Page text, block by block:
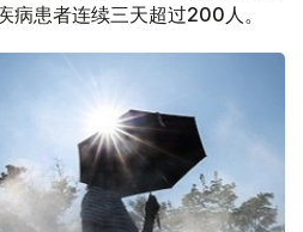
病患者连续三天超过200人。